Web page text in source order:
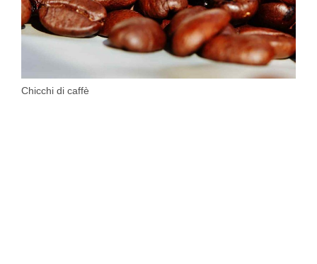
Chicchi di caffè